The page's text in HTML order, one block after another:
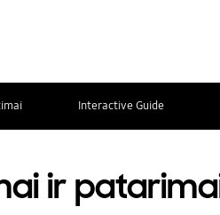
Interactive Guide
ir